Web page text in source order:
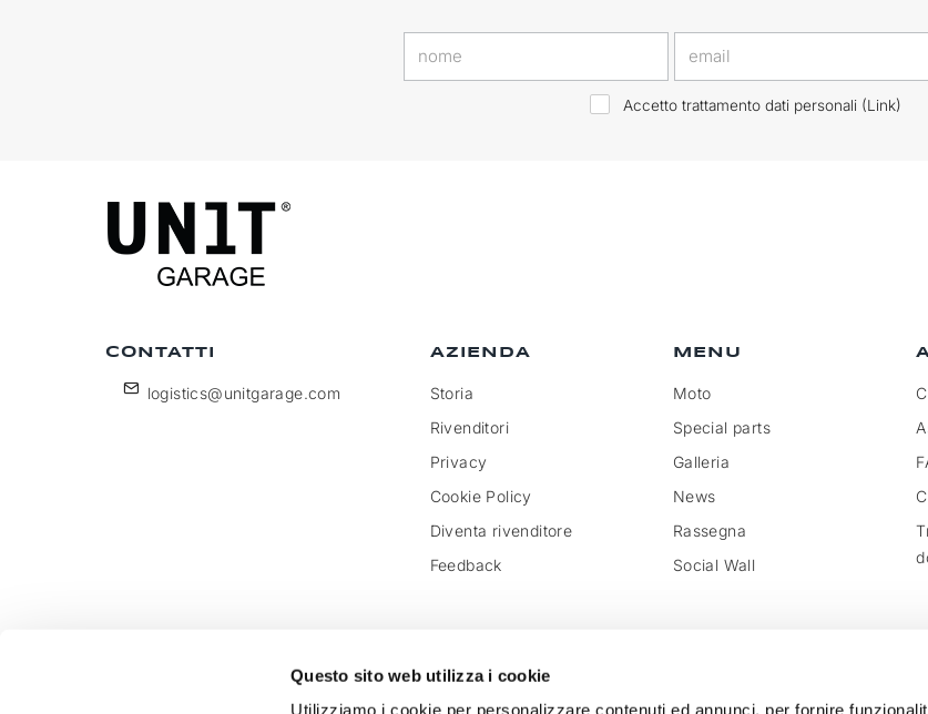
Questo sito web utilizza i cookie
Utilizziamo i cookie per personalizzare contenuti ed annunci, per fornire
Accetto trattamento dati personali (Link)
CONTATTI
logistics@unitgarage.com
AZIENDA
Storia
Rivenditori
Privacy
Cookie Policy
Diventa rivenditore
Feedback
MENU
Moto
Special parts
Galleria
News
Rassegna
Social Wall
Unitgarage - partita iva 04242270405